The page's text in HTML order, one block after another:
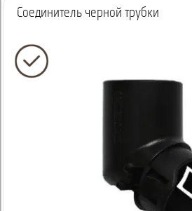
Соединитель черной трубки